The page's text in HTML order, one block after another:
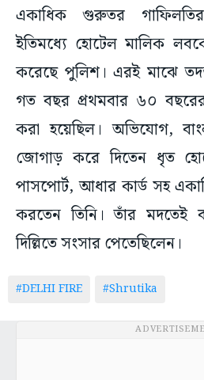
একাধিক গুরুতর
ইতিমধ্যে হোটেল মালিক
করেছে পুলিশ। এরই মাঝে
গত বছর প্রথমবার ৬০
করা হয়েছিল। অভিযোগ,
জোগাড় করে দিতেন ধৃত
পাসপোর্ট, আধার কার্ড সহ
করতেন তিনি। তাঁর মদতেই
দিল্লিতে সংসার পেতেছিলেন।
#DELHI FIRE #Shrutika